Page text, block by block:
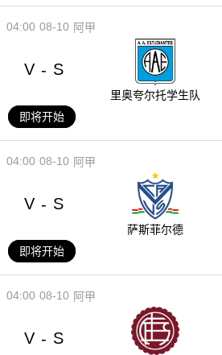
08-10
04:00 阿甲
V - S
里奥夸尔托学生队
即将开始
08-10
04:00 阿甲
V - S
萨斯菲尔德
即将开始
08-10
04:00 阿甲
V - S